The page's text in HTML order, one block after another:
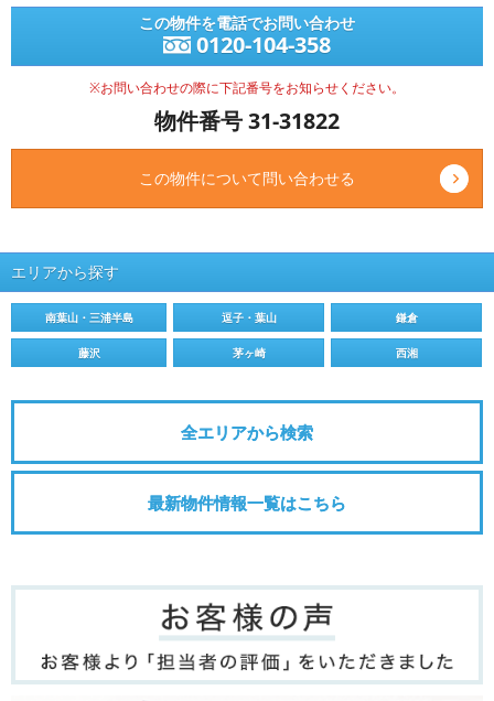
この物件を電話でお問い合わせ
0120-104-358
※お問い合わせの際に下記番号をお知らせください。
物件番号 31-31822
この物件について問い合わせる
エリアから探す
南葉山・三浦半島 逗子・葉山 鎌倉
藤沢 茅ヶ崎 西湘
全エリアから検索
最新物件情報一覧はこちら